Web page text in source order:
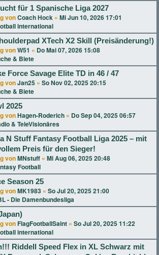
für 1 Spanische Liga 2027
vonCoach Hock « Mi Jun 10, 2026 17:01
international
XTech X2 Skill (Preisänderung!)
vonW51 « Do Mai 07, 2026 15:08
& Biete
Force Savage Elite TD in 46 / 47
vonJan25 « So Nov 02, 2025 20:15
& Biete
2025
vonHagen-Roderich « Do Sep 04, 2025 06:57
& TeleVisionäres
N Stuff Fantasy Football Liga 2025 – mit
Preis für den Sieger!
vonMNstuff « Mi Aug 06, 2025 20:48
Football
Season 25
vonMK1983 « So Jul 20, 2025 21:00
- Die Damenbundesliga
von FlagFootballSaint « So Jul 20, 2025 11:22
international
Riddell Speed Flex in XL Schwarz mit